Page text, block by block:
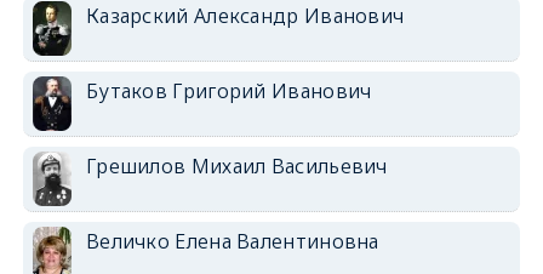
Казарский Александр Иванович
Бутаков Григорий Иванович
Грешилов Михаил Васильевич
Величко Елена Валентиновна